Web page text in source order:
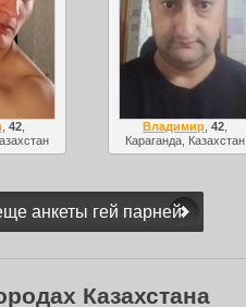
42,
Владимир ,42
Караганда, Казахстан
Казахстана